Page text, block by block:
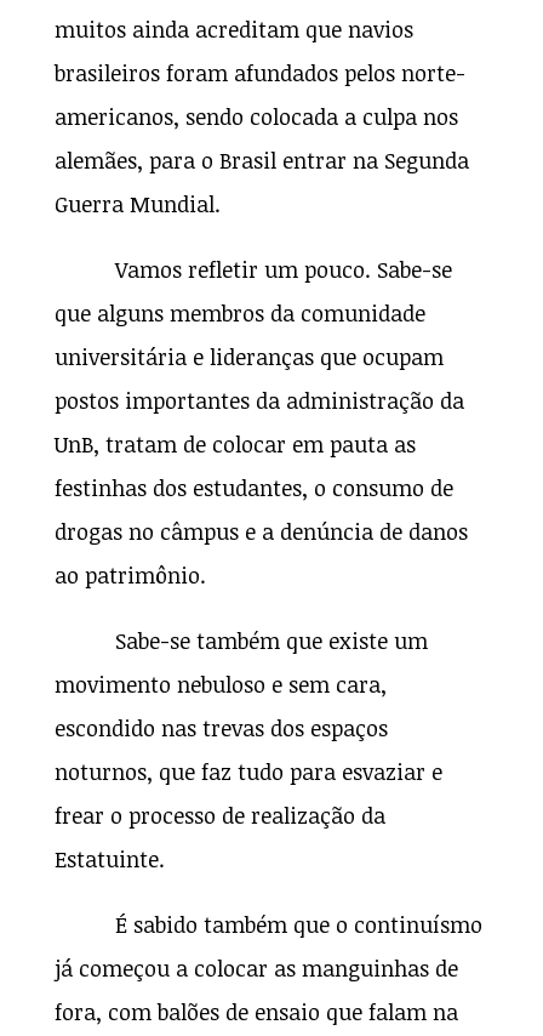
muitos ainda acreditam que navios
brasileiros foram afundados pelos norte-
americanos, sendo colocada a culpa nos
alemães, para o Brasil entrar na Segunda
Guerra Mundial.
Vamos refletir um pouco. Sabe-se
que alguns membros da comunidade
universitária e lideranças que ocupam
postos importantes da administração da
UnB, tratam de colocar em pauta as
festinhas dos estudantes, o consumo de
drogas no câmpus e a denúncia de danos
ao patrimônio.
Sabe-se também que existe um
movimento nebuloso e sem cara,
escondido nas trevas dos espaços
noturnos, que faz tudo para esvaziar e
frear o processo de realização da
Estatuinte.
É sabido também que o continuísmo
já começou a colocar as manguinhas de
fora, com balões de ensaio que falam na